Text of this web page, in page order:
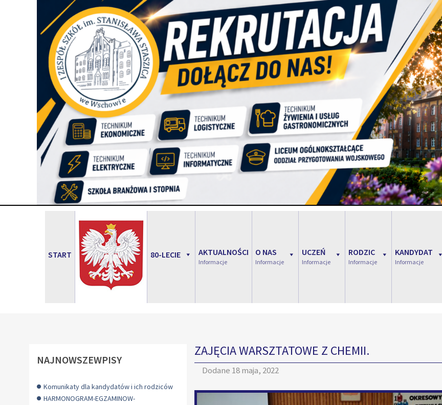
START 80-LECIE AKTUALNOŚCI
Informacje
O NAS
Informacje
UCZEŃ
Informacje
RODZIC
Informacje
KANDYDAT
Informacje
ZAJĘCIA WARSZTATOWE Z CHEMII.
Dodane 18 maja, 2022
NAJNOWSZEWPISY
Komunikaty dla kandydatów i ich rodziców
HARMONOGRAM-EGZAMINOW-